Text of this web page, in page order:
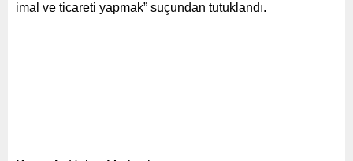
imal ve ticareti yapmak” suçundan tutuklandı.